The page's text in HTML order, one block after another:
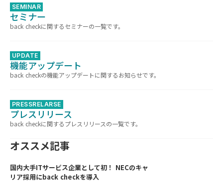
SEMINAR
セミナー
back checkに関するセミナーの一覧です。
UPDATE
機能アップデート
back checkの機能アップデートに関するお知らせです。
PRESSRELARSE
プレスリリース
back checkに関するプレスリリースの一覧です。
オススメ記事
国内大手ITサービス企業として初！ NECのキャ
リア採用にback checkを導入